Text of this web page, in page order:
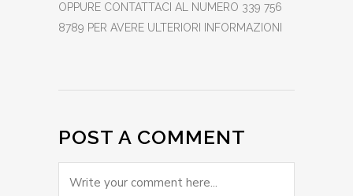
OPPURE CONTATTACI AL NUMERO 339 756
8789 PER AVERE ULTERIORI INFORMAZIONI
POST A COMMENT